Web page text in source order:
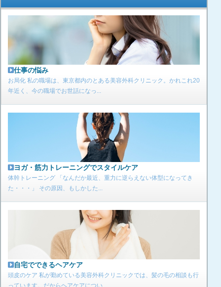
仕事の悩み
お局化 私の職場は、東京都内のとある美容外科クリニック。かれこれ20
年近く、今の職場でお世話になっ...
ヨガ・筋力トレーニングでスタイルケア
体幹トレーニング 「なんだか最近、重力に逆らえない体型になってき
た・・・」 その原因、もしかした...
自宅でできるヘアケア
頭皮のケア 私が勤めている美容外科クリニックでは、髪の毛の相談も行
っています。だからヘアケアについ...